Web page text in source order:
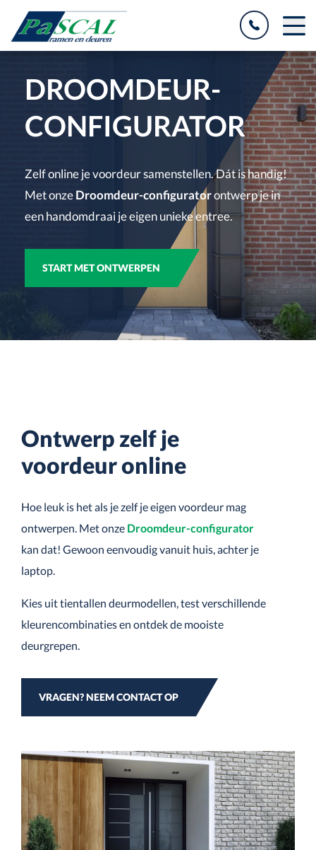
DROOMDEUR-
CONFIGURATOR
Zelf online je voordeur samenstellen. Dát is handig!
Met onzeDroomdeur-configuratorontwerp je in
een handomdraai je eigen unieke entree.
START MET ONTWERPEN
Ontwerp zelf je
voordeur online
Hoe leuk is het als je zelf je eigen voordeur mag
ontwerpen. Met onze Droomdeur-configurator
kan dat! Gewoon eenvoudig vanuit huis, achter je
laptop.
Kies uit tientallen deurmodellen, test verschillende
kleurencombinaties en ontdek de mooiste
deurgrepen.
VRAGEN? NEEM CONTACT OP